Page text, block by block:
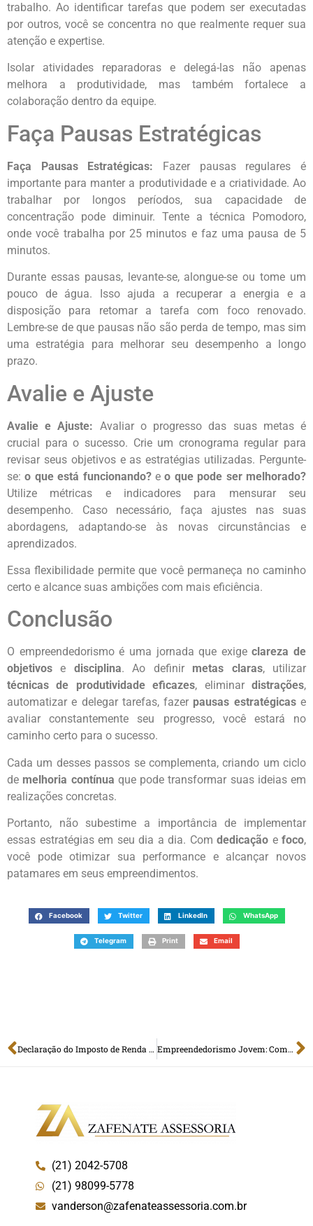
trabalho. Ao identificar tarefas que podem ser executadas
por outros, você se concentra no que realmente requer sua
atenção e expertise.
Isolar atividades reparadoras e delegá-las não apenas
melhora a produtividade, mas também fortalece a
colaboração dentro da equipe.
Faça Pausas Estratégicas
Faça Pausas Estratégicas: Fazer pausas regulares é
importante para manter a produtividade e a criatividade. Ao
trabalhar por longos períodos, sua capacidade de
concentração pode diminuir. Tente a técnica Pomodoro,
onde você trabalha por 25 minutos e faz uma pausa de 5
minutos.
Durante essas pausas, levante-se, alongue-se ou tome um
pouco de água. Isso ajuda a recuperar a energia e a
disposição para retomar a tarefa com foco renovado.
Lembre-se de que pausas não são perda de tempo, mas sim
uma estratégia para melhorar seu desempenho a longo
prazo.
Avalie e Ajuste
Avalie e Ajuste: Avaliar o progresso das suas metas é
crucial para o sucesso. Crie um cronograma regular para
revisar seus objetivos e as estratégias utilizadas. Pergunte-
se:o que está funcionando?eo que pode ser melhorado?
Utilize métricas e indicadores para mensurar seu
desempenho. Caso necessário, faça ajustes nas suas
abordagens, adaptando-se às novas circunstâncias e
aprendizados.
Essa flexibilidade permite que você permaneça no caminho
certo e alcance suas ambições com mais eficiência.
Conclusão
O empreendedorismo é uma jornada que exigeclareza de
objetivos e disciplina. Ao definir metas claras, utilizar
técnicas de produtividade eficazes, eliminardistrações,
automatizar e delegar tarefas, fazer pausas estratégicase
avaliar constantemente seu progresso, você estará no
caminho certo para o sucesso.
Cada um desses passos se complementa, criando um ciclo
de melhoria contínua que pode transformar suas ideias em
realizações concretas.
Portanto, não subestime a importância de implementar
essas estratégias em seu dia a dia. Com dedicação e foco,
você pode otimizar sua performance e alcançar novos
patamares em seus empreendimentos.
Facebook Twitter LinkedIn WhatsApp
Telegram Print Email
Declaração do Imposto de Renda – Dicas Importantes Empreendedorismo Jovem: Como Começar Ainda na Faculdade
(21) 2042-5708
(21) 98099-5778
vanderson@zafenateassessoria.com.br